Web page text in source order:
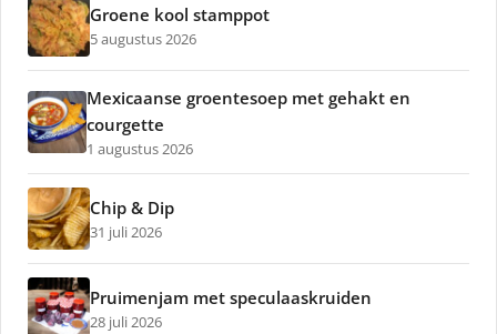
Groene kool stamppot
5 augustus 2026
Mexicaanse groentesoep met gehakt en
courgette
1 augustus 2026
Chip & Dip
31 juli 2026
Pruimenjam met speculaaskruiden
28 juli 2026